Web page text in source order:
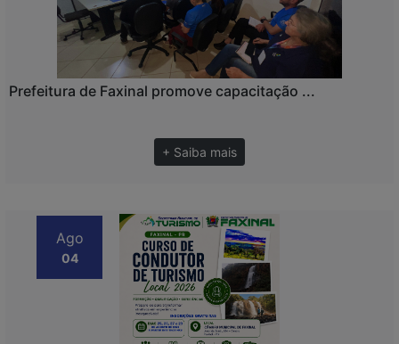
Prefeitura de Faxinal promove capacitação ...
+ Saiba mais
Ago
04